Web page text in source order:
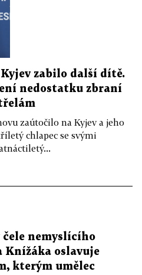
zabilo další dítě.
nedostatku zbraní
zaútočilo na Kyjev a jeho
chlapec se svými
nemyslícího
Knížáka oslavuje
kterým umělec